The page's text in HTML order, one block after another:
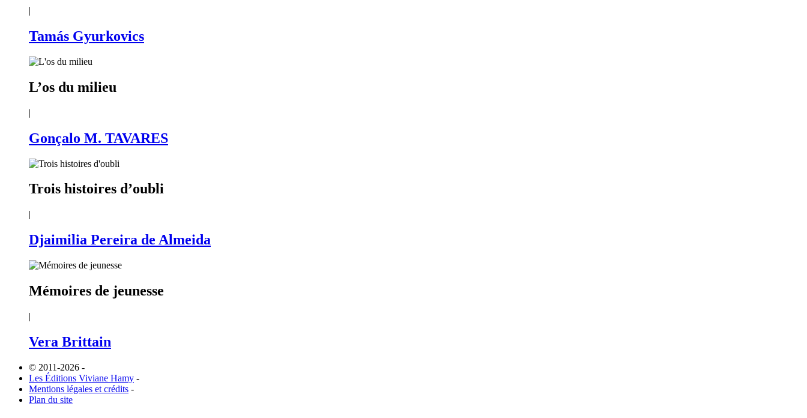
|
Tamás Gyurkovics
L’os du milieu
|
Gonçalo M. TAVARES
Trois histoires d’oubli
|
Djaimilia Pereira de Almeida
Mémoires de jeunesse
|
Vera Brittain
© 2011-2026 -
Les Éditions Viviane Hamy -
Mentions légales et crédits -
Plan du site